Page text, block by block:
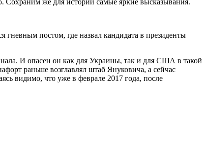
постом, где назвал кандидата в президенты
И опасен он как для Украины, так и для США в такой
раньше возглавлял штаб Януковича, а сейчас
видимо, что уже в феврале 2017 года, после